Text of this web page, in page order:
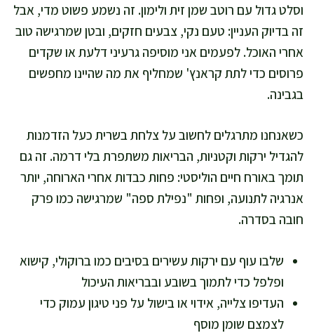
וסלט גדול עם רוטב שמן זית ולימון. זה נשמע פשוט מדי, אבל
זה בדיוק העניין: טעם נקי, צבעים חזקים, ובטן שמרגישה טוב
אחרי האוכל. לפעמים אני מוסיפה גרעיני דלעת או שקדים
פרוסים כדי לתת קראנץ' שמחליף את מה שהיינו מחפשים
בגבינה.
כשאנחנו מתרגלים לחשוב על צלחת בשרית כעל הזדמנות
להגדיל ירקות וקטניות, הבריאות משתפרת בלי דרמה. זה גם
תומך באורח חיים הוליסטי: פחות כבדות אחרי הארוחה, יותר
אנרגיה לתנועה, ופחות "נפילת ספה" שמרגישה כמו פרק
חובה בסדרה.
שלבו עוף עם ירקות עשירים בסיבים כמו ברוקולי, קישוא
ופלפל כדי לתמוך בשובע ובבריאות העיכול
העדיפו צלייה, אידוי או בישול על פני טיגון עמוק כדי
לצמצם שומן מוסף